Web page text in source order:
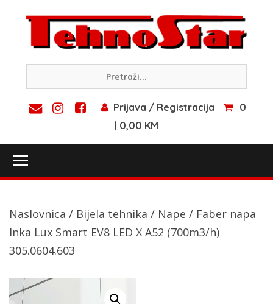
content
Prijava / Registracija
0
| 0,00 KM
Naslovnica / Bijela tehnika / Nape / Faber napa
Inka Lux Smart EV8 LED X A52 (700m3/h)
305.0604.603